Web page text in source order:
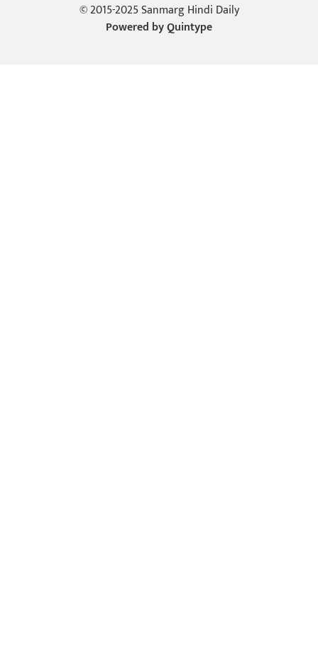
© 2015-2025 Sanmarg Hindi Daily
Powered byQuintype